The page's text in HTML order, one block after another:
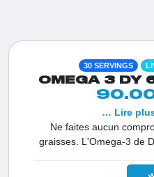
30 SERVINGS
OMEGA 3 DY
Ne faites aucun
graisses. L'Omega-3 de
une huile de poisson
… Lire